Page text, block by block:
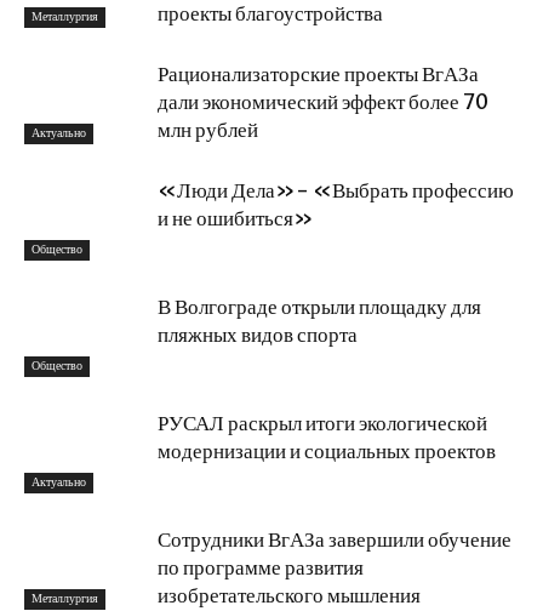
Металлургия проекты благоустройства
Актуально
Рационализаторские проекты ВгАЗа
дали экономический эффект более 70
млн рублей
Общество
«Люди Дела»- «Выбрать профессию
и не ошибиться»
Общество
В Волгограде открыли площадку для
пляжных видов спорта
Актуально
РУСАЛ раскрыл итоги экологической
модернизации и социальных проектов
Металлургия
Сотрудники ВгАЗа завершили обучение
по программе развития
изобретательского мышления